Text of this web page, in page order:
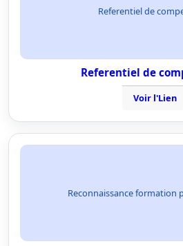
Referentiel de
Referentiel de
Voir l'Lien
Reconnaissance formation